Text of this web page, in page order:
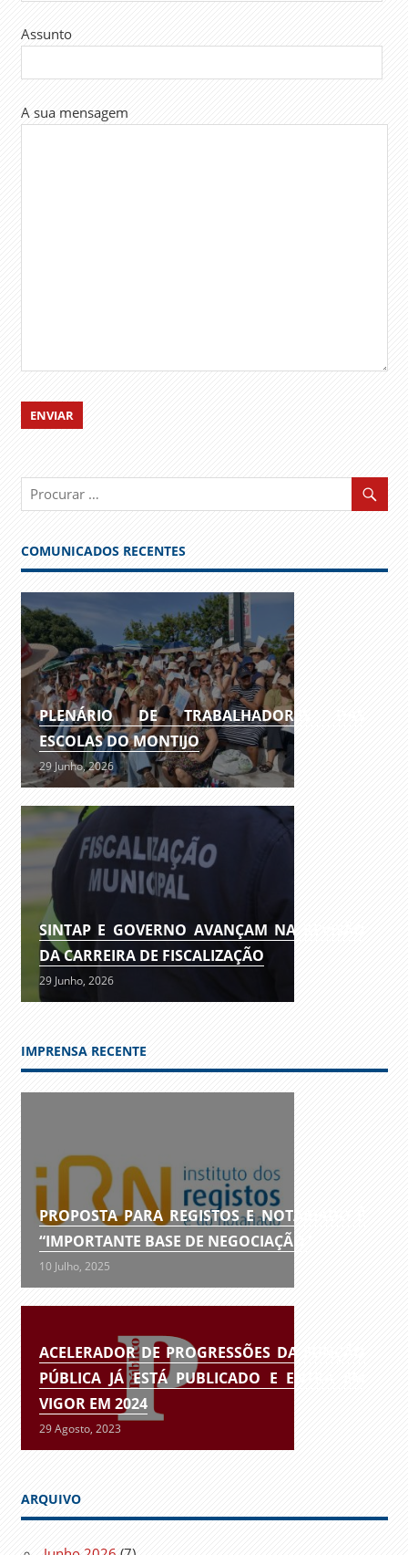
Assunto
A sua mensagem
COMUNICADOS RECENTES
PLENÁRIO DE TRABALHADORES DAS
ESCOLAS DO MONTIJO
29 Junho, 2026
SINTAP E GOVERNO AVANÇAM NA REVISÃO
DA CARREIRA DE FISCALIZAÇÃO
29 Junho, 2026
IMPRENSA RECENTE
PROPOSTA PARA REGISTOS E NOTARIADO É
“IMPORTANTE BASE DE NEGOCIAÇÃO”
10 Julho, 2025
ACELERADOR DE PROGRESSÕES DA FUNÇÃO
PÚBLICA JÁ ESTÁ PUBLICADO E ENTRA EM
VIGOR EM 2024
29 Agosto, 2023
ARQUIVO